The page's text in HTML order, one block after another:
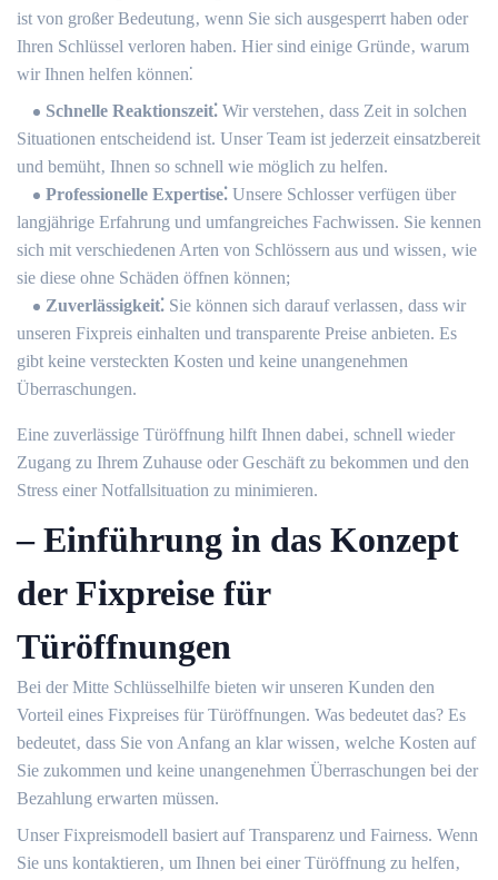
ist von großer Bedeutung‚ wenn Sie sich ausgesperrt haben oder
Ihren Schlüssel verloren haben.​ Hier sind einige Gründe‚ warum
wir Ihnen helfen können⁚
Schnelle Reaktionszeit⁚ Wir verstehen‚ dass Zeit in solchen
Situationen entscheidend ist. Unser Team ist jederzeit einsatzbereit
und bemüht‚ Ihnen so schnell wie möglich zu helfen.​
Professionelle Expertise⁚ Unsere Schlosser verfügen über
langjährige Erfahrung und umfangreiches Fachwissen.​ Sie kennen
sich mit verschiedenen Arten von Schlössern aus und wissen‚ wie
sie diese ohne Schäden öffnen können;
Zuverlässigkeit⁚ Sie können sich darauf verlassen‚ dass wir
unseren Fixpreis einhalten und transparente Preise anbieten. Es
gibt keine versteckten Kosten und keine unangenehmen
Überraschungen.
Eine zuverlässige Türöffnung hilft Ihnen dabei‚ schnell wieder
Zugang zu Ihrem Zuhause oder Geschäft zu bekommen und den
Stress einer Notfallsituation zu minimieren.
– Einführung in das Konzept
der Fixpreise für
Türöffnungen
Bei der Mitte Schlüsselhilfe bieten wir unseren Kunden den
Vorteil eines Fixpreises für Türöffnungen.​ Was bedeutet das?​ Es
bedeutet‚ dass Sie von Anfang an klar wissen‚ welche Kosten auf
Sie zukommen und keine unangenehmen Überraschungen bei der
Bezahlung erwarten müssen.​
Unser Fixpreismodell basiert auf Transparenz und Fairness. Wenn
Sie uns kontaktieren‚ um Ihnen bei einer Türöffnung zu helfen‚